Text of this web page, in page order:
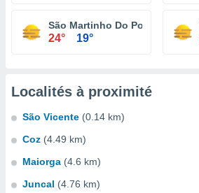
São Martinho Do Porto
24° 19°
Localités à proximité
São Vicente (0.14 km)
Coz (4.49 km)
Maiorga (4.6 km)
Juncal (4.76 km)